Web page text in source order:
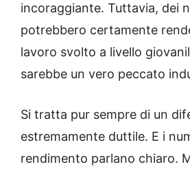
incoraggiante. Tuttavia, dei
potrebbero certamente
lavoro svolto a livello
sarebbe un vero peccato
Si tratta pur sempre di un
estremamente duttile. E i
rendimento parlano chiaro.